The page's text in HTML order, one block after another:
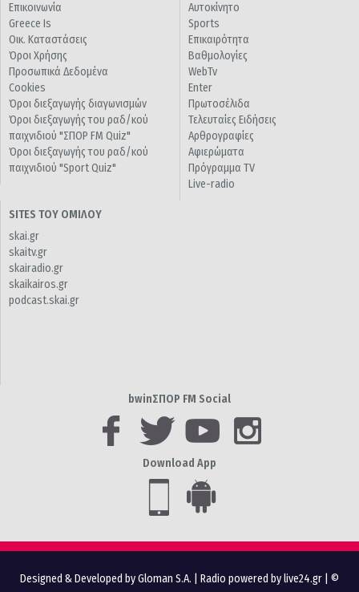
Επικοινωνία
Greece Is
Οικ. Καταστάσεις
Όροι Χρήσης
Προσωπικά Δεδομένα
Cookies
Όροι διεξαγωγής διαγωνισμών
Όροι διεξαγωγής του ραδ/κού
παιχνιδιού "ΣΠΟΡ FM Quiz"
Όροι διεξαγωγής του ραδ/κού
παιχνιδιού "Sport Quiz"
Αυτοκίνητο
Sports
Επικαιρότητα
Βαθμολογίες
WebTv
Enter
Πρωτοσέλιδα
Τελευταίες Ειδήσεις
Αρθρογραφίες
Αφιερώματα
Πρόγραμμα TV
Live-radio
SITES ΤΟΥ ΟΜΙΛΟΥ
skai.gr
skaitv.gr
skairadio.gr
skaikairos.gr
podcast.skai.gr
bwinΣΠΟΡ FM Social
Download App
Designed & Developed by Gloman S.A. Radio powered by live24.gr | ©